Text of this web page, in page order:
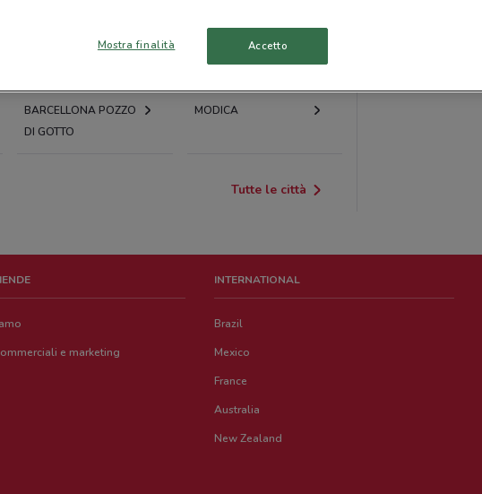
CALTAGIRONE
BARCELLONA POZZO
DI GOTTO
MODICA
Tutte le città
e marketing
INTERNATIONAL
Brazil
Mexico
France
Australia
New Zealand
Mostra finalità Accetto